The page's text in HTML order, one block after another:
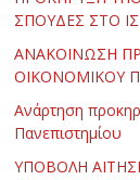
ΣΠΟΥΔΕΣ ΣΤΟ
ΑΝΑΚΟΙΝΩΣΗ
ΟΙΚΟΝΟΜΙΚΟΥ
Ανάρτηση
Πανεπιστημίου
ΥΠΟΒΟΛΗ